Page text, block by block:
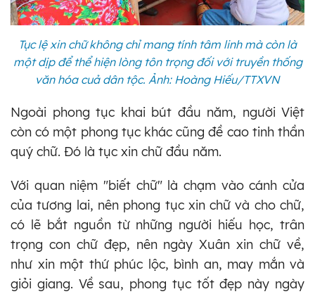
Tục lệ xin chữ không chỉ mang tính tâm linh mà còn là
một dịp để thể hiện lòng tôn trọng đối với truyền thống
văn hóa cuả dân tộc. Ảnh: Hoàng Hiếu/TTXVN
Ngoài phong tục khai bút đầu năm, người Việt
còn có một phong tục khác cũng đề cao tinh thần
quý chữ. Đó là tục xin chữ đầu năm.
Với quan niệm "biết chữ" là chạm vào cánh cửa
của tương lai, nên phong tục xin chữ và cho chữ,
có lẽ bắt nguồn từ những người hiếu học, trân
trọng con chữ đẹp, nên ngày Xuân xin chữ về,
như xin một thứ phúc lộc, bình an, may mắn và
giỏi giang. Về sau, phong tục tốt đẹp này ngày